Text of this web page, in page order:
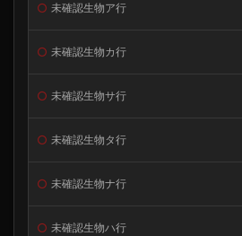
未確認生物ア行
未確認生物カ行
未確認生物サ行
未確認生物タ行
未確認生物ナ行
未確認生物ハ行